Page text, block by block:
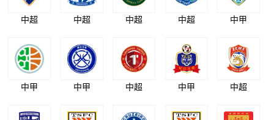
中超 中超 中超 中超 中甲
中甲 中甲 中超 中甲 中超